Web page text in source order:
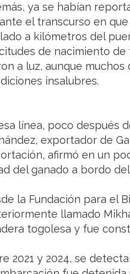
ya se habían
el transcurso en
a kilómetros del
de nacimiento
a luz, aunque
insalubres.
línea, poco después
exportador de
afirmó en un
del ganado a bordo
la Fundación para el
llamado
togolesa y fue
2021 y 2024, se